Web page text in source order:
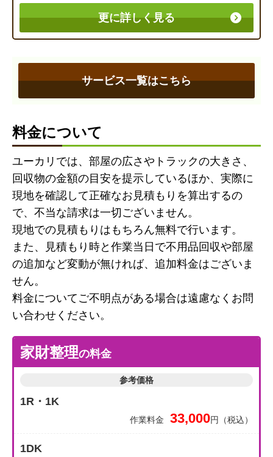
更に詳しく見る
サービス一覧はこちら
料金について
ユーカリでは、部屋の広さやトラックの大きさ、
回収物の金額の目安を提示しているほか、実際に
現地を確認して正確なお見積もりを算出するの
で、不当な請求は一切ございません。
現地での見積もりはもちろん無料で行います。
また、見積もり時と作業当日で不用品回収や部屋
の追加など変動が無ければ、追加料金はございま
せん。
料金についてご不明点がある場合は遠慮なくお問
い合わせください。
家財整理の料金
参考価格
1R・1K
作業料金 33,000円（税込）
1DK